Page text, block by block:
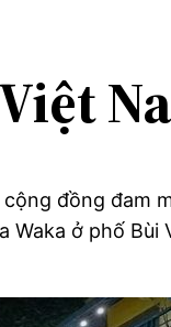
đồng đam
ở phố Bùi